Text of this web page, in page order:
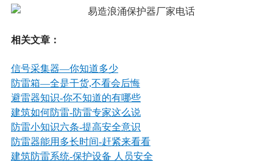
相关文章：
信号采集器—你知道多少
防雷箱—全是干货,不看会后悔
避雷器知识-你不知道的有哪些
建筑如何防雷-防雷专家这么说
防雷小知识六条-提高安全意识
防雷器能用多长时间-赶紧来看看
建筑防雷系统-保护设备 人员安全